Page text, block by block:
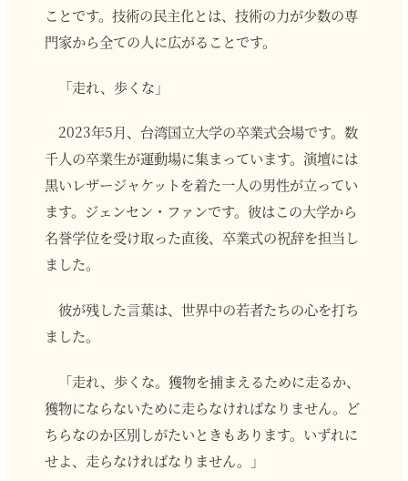
ことです。技術の民主化とは、技術の力が少数の専
門家から全ての人に広がることです。
「走れ、歩くな」
2023年5月、台湾国立大学の卒業式会場です。数
千人の卒業生が運動場に集まっています。演壇には
黒いレザージャケットを着た一人の男性が立ってい
ます。ジェンセン・ファンです。彼はこの大学から
名誉学位を受け取った直後、卒業式の祝辞を担当し
ました。
彼が残した言葉は、世界中の若者たちの心を打ち
ました。
「走れ、歩くな。獲物を捕まえるために走るか、
獲物にならないために走らなければなりません。ど
ちらなのか区別しがたいときもあります。いずれに
せよ、走らなければなりません。」